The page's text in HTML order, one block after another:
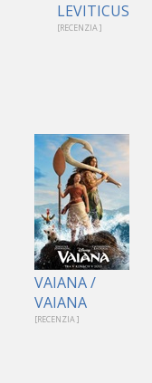
LEVITICUS
[RECENZIA ]
VAIANA /
VAIANA
[RECENZIA ]